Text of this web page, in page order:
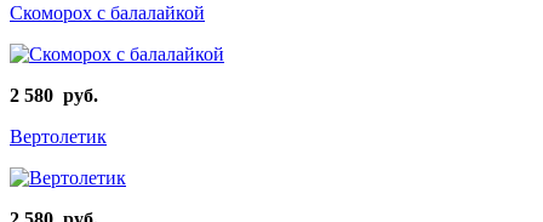
Скоморох с балалайкой
2 580 руб.
Вертолетик